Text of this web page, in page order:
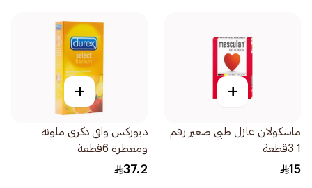
+
ماسكولان عازل طبي صغير رقم
1 3قطعة
15
+
ديوركس واقى ذكرى ملونة
ومعطرة 6قطعة
37.2